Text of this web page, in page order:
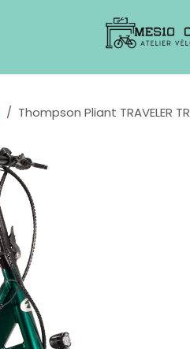
Thompson Pliant TRAVELER TR